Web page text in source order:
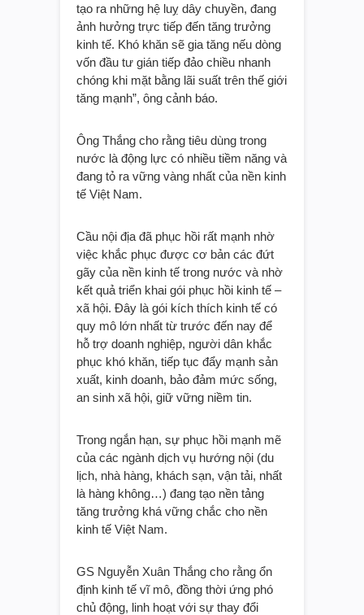
tạo ra những hệ luỵ dây chuyền, đang
ảnh hưởng trực tiếp đến tăng trưởng
kinh tế. Khó khăn sẽ gia tăng nếu dòng
vốn đầu tư gián tiếp đảo chiều nhanh
chóng khi mặt bằng lãi suất trên thế giới
tăng mạnh”, ông cảnh báo.
Ông Thắng cho rằng tiêu dùng trong
nước là động lực có nhiều tiềm năng và
đang tỏ ra vững vàng nhất của nền kinh
tế Việt Nam.
Cầu nội địa đã phục hồi rất mạnh nhờ
việc khắc phục được cơ bản các đứt
gãy của nền kinh tế trong nước và nhờ
kết quả triển khai gói phục hồi kinh tế –
xã hội. Đây là gói kích thích kinh tế có
quy mô lớn nhất từ trước đến nay để
hỗ trợ doanh nghiệp, người dân khắc
phục khó khăn, tiếp tục đẩy mạnh sản
xuất, kinh doanh, bảo đảm mức sống,
an sinh xã hội, giữ vững niềm tin.
Trong ngắn hạn, sự phục hồi mạnh mẽ
của các ngành dịch vụ hướng nội (du
lịch, nhà hàng, khách sạn, vận tải, nhất
là hàng không…) đang tạo nền tảng
tăng trưởng khá vững chắc cho nền
kinh tế Việt Nam.
GS Nguyễn Xuân Thắng cho rằng ổn
định kinh tế vĩ mô, đồng thời ứng phó
chủ động, linh hoạt với sự thay đổi